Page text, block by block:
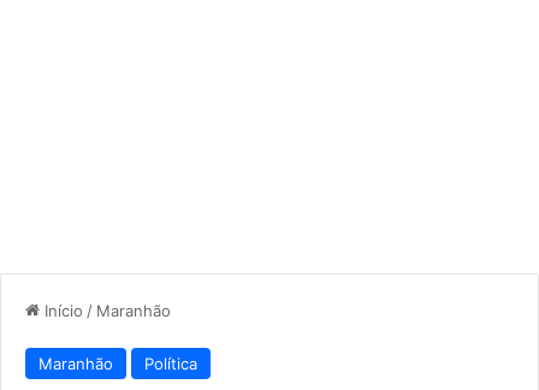
Início / Maranhão
Maranhão Política